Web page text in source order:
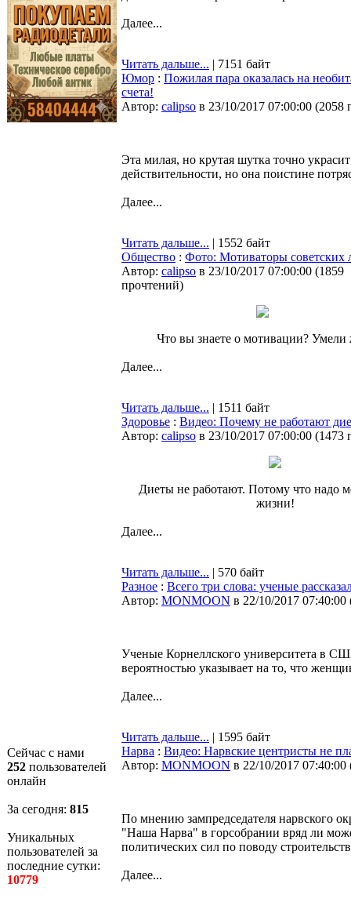
Сейчас с нами
252 пользователей
онлайн
За сегодня: 815
Уникальных
пользователей за
последние сутки:
10779
Далее...
Читать дальше... | 7151 байт
Юмор : Пожилая пара оказалась на
счета!
Автор: calipso в 23/10/2017 07:00:00 (2058
Эта милая, но крутая шутка точно
действительности, но она поистине
Далее...
Читать дальше... | 1552 байт
Общество : Фото: Мотиваторы советских
Автор: calipso в 23/10/2017 07:00:00 (1859
прочтений)
Что вы знаете о мотивации? Умели
Далее...
Читать дальше... | 1511 байт
Здоровье : Видео: Почему не работают
Автор: calipso в 23/10/2017 07:00:00 (1473
Диеты не работают. Потому что надо
жизни!
Далее...
Читать дальше... | 570 байт
Разное : Всего три слова: ученые
Автор: MONMOON в 22/10/2017 07:40:00
Ученые Корнеллского университета в
вероятностью указывает на то, что
Далее...
Читать дальше... | 1595 байт
Нарва : Видео: Нарвские центристы не
Автор: MONMOON в 22/10/2017 07:40:00
По мнению зампредседателя нарвского
"Наша Нарва" в горсобрании вряд ли
политических сил по поводу
Далее...